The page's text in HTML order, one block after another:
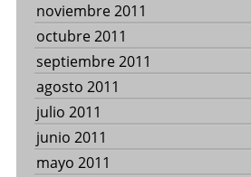
noviembre 2011
octubre 2011
septiembre 2011
agosto 2011
julio 2011
junio 2011
mayo 2011